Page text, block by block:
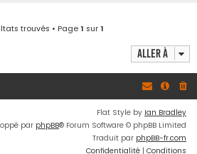
trouvés • Page1 sur1
Aller à
Flat Style by Ian Bradley
par phpBB® Forum Software © phpBB Limited
Traduit par phpBB-fr.com
Confidentialité | Conditions